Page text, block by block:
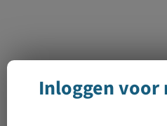
Inloggen